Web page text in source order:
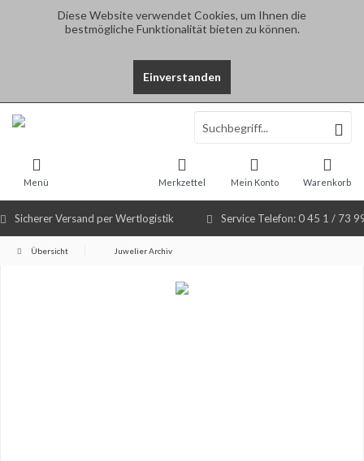
Diese Website verwendet Cookies, um Ihnen die
bestmögliche Funktionalität bieten zu können.
Einverstanden
Sicherer Versand per Wertlogistik Service Telefon: 0 45 1 / 73
Warenkorb
Merkzettel Mein Konto
Menü
Übersicht Juwelier Archiv